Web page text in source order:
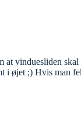
vinduesliden
i øjet ;) Hvis man